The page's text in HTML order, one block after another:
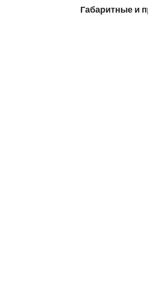
Габаритные и